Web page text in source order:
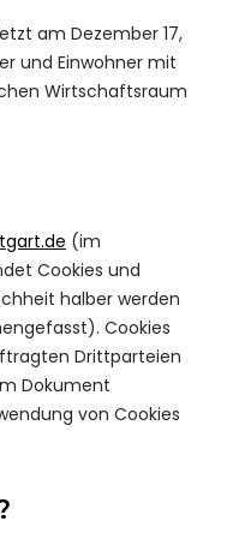
am Dezember 17,
und Einwohner mit
Wirtschaftsraum
(im
Cookies und
halber werden
Cookies
Drittparteien
Dokument
von Cookies